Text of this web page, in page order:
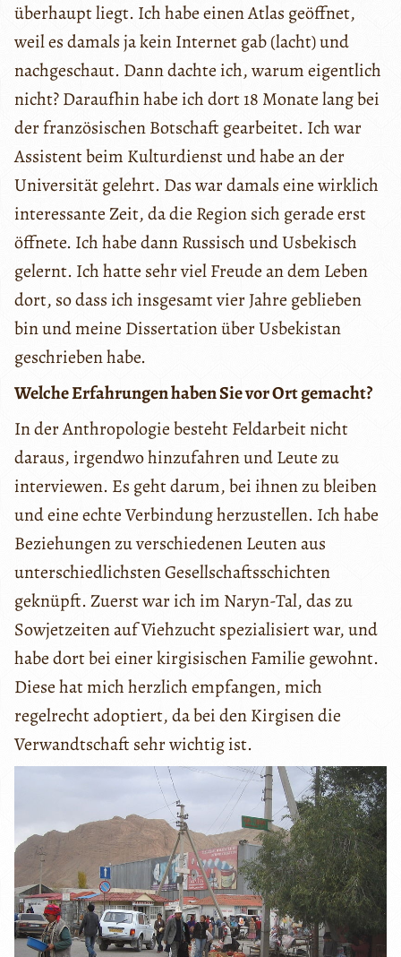
überhaupt liegt. Ich habe einen Atlas geöffnet,
weil es damals ja kein Internet gab (lacht) und
nachgeschaut. Dann dachte ich, warum eigentlich
nicht? Daraufhin habe ich dort 18 Monate lang bei
der französischen Botschaft gearbeitet. Ich war
Assistent beim Kulturdienst und habe an der
Universität gelehrt. Das war damals eine wirklich
interessante Zeit, da die Region sich gerade erst
öffnete. Ich habe dann Russisch und Usbekisch
gelernt. Ich hatte sehr viel Freude an dem Leben
dort, so dass ich insgesamt vier Jahre geblieben
bin und meine Dissertation über Usbekistan
geschrieben habe.
Welche Erfahrungen haben Sie vor Ort gemacht?
In der Anthropologie besteht Feldarbeit nicht
daraus, irgendwo hinzufahren und Leute zu
interviewen. Es geht darum, bei ihnen zu bleiben
und eine echte Verbindung herzustellen. Ich habe
Beziehungen zu verschiedenen Leuten aus
unterschiedlichsten Gesellschaftsschichten
geknüpft. Zuerst war ich im Naryn-Tal, das zu
Sowjetzeiten auf Viehzucht spezialisiert war, und
habe dort bei einer kirgisischen Familie gewohnt.
Diese hat mich herzlich empfangen, mich
regelrecht adoptiert, da bei den Kirgisen die
Verwandtschaft sehr wichtig ist.